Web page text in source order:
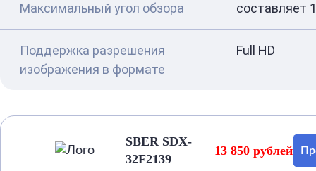
Максимальный угол обзора составляет
Поддержка разрешения
изображения в формате
Full HD
SBER SDX-
32F2139
13 850 рублей